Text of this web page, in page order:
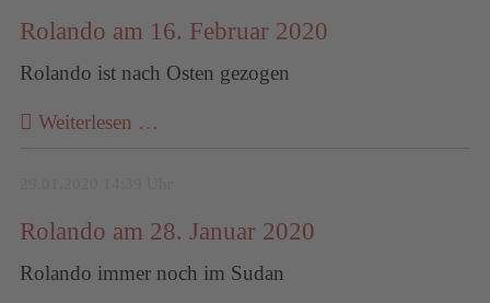
Rolando am 16. Februar 2020
Rolando ist nach Osten gezogen
Weiterlesen …
Rolando am 28. Januar 2020
Rolando immer noch im Sudan